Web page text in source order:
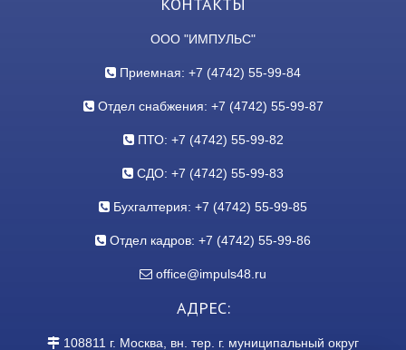
ООО "ИМПУЛЬС"
Приемная: +7 (4742) 55-99-84
Отдел снабжения: +7 (4742) 55-99-87
ПТО: +7 (4742) 55-99-82
СДО: +7 (4742) 55-99-83
Бухгалтерия: +7 (4742) 55-99-85
Отдел кадров: +7 (4742) 55-99-86
office@impuls48.ru
АДРЕС:
108811 г. Москва вн. тер. г. муниципальный округ